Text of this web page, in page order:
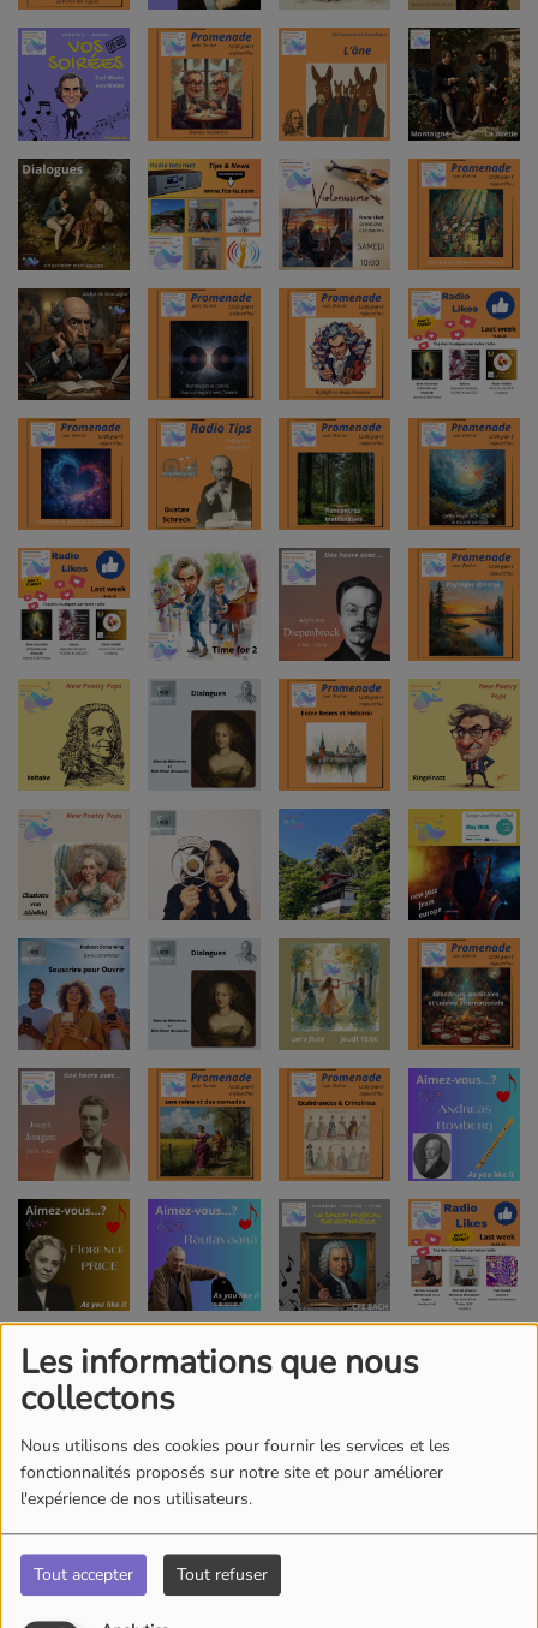
Les informations que nous
collectons
Nous utilisons des cookies pour fournir les services et les
fonctionnalités proposés sur notre site et pour améliorer
l'expérience de nos utilisateurs.
Tout accepter Tout refuser